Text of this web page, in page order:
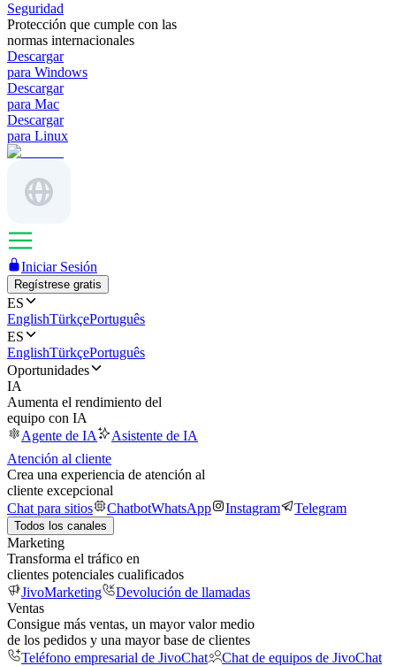
Seguridad
Protección que cumple con las
normas internacionales
Descargar
para Windows
Descargar
para Mac
Descargar
para Linux
Iniciar Sesión
Regístrese gratis
ES
EnglishTürkçePortuguês
ES
EnglishTürkçePortuguês
Oportunidades
IA
Aumenta el rendimiento del
equipo con IA
Agente de IA
Asistente de IA
Atención al cliente
Crea una experiencia de atención al
cliente excepcional
Chat para sitios
ChatbotWhatsApp Instagram Telegram
Todos los canales
Marketing
Transforma el tráfico en
clientes potenciales cualificados
JivoMarketing
Devolución de llamadas
Ventas
Consigue más ventas, un mayor valor medio
de los pedidos y una mayor base de clientes
Teléfono empresarial de JivoChat
Chat de equipos de JivoChat